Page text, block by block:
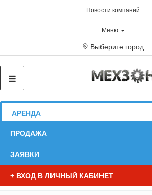
Новости компаний
Меню
Выберите город
АРЕНДА
ПРОДАЖА
ЗАЯВКИ
+ ВХОД В ЛИЧНЫЙ КАБИНЕТ